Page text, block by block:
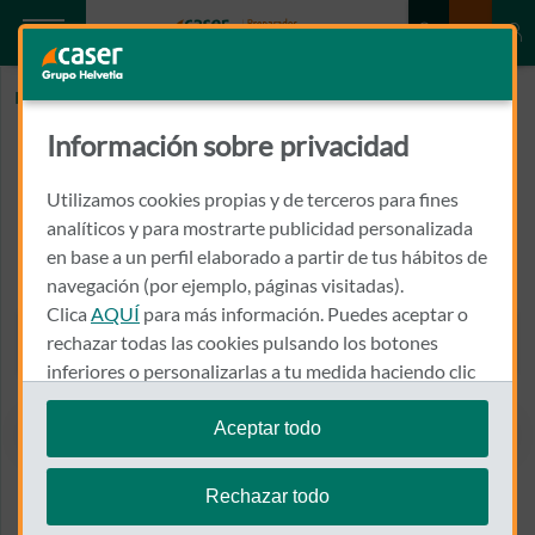
Inicio FERRANDO RODA, JUAN DE DIOS
FERRANDO RODA, JUAN DE
DIOS
CHILE, 12, 5-16
46021 - VALENCIA
963 694 660
Llamar a FERRANDO
Ver el mapa en Google Maps
Información sobre privacidad
Utilizamos cookies propias y de terceros para fines
analíticos y para mostrarte publicidad personalizada
en base a un perfil elaborado a partir de tus hábitos de
navegación (por ejemplo, páginas visitadas).
Clica AQUÍ para más información. Puedes aceptar o
rechazar todas las cookies pulsando los botones
inferiores o personalizarlas a tu medida haciendo clic
en"configurar cookies".
Te recordamos que puedes modificar tus ajustes de
cookies en cualquier momento en la sección
Aceptar todo
Rechazar todo